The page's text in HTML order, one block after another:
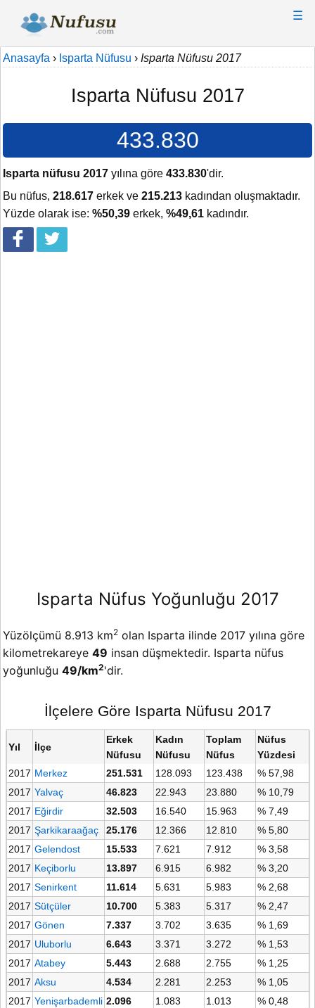
☰
Anasayfa › Isparta Nüfusu › Isparta Nüfusu 2017
Isparta Nüfusu 2017
433.830
Isparta nüfusu 2017 yılına göre 433.830'dir.
Bu nüfus, 218.617 erkek ve 215.213 kadından oluşmaktadır.
Yüzde olarak ise: %50,39 erkek, %49,61 kadındır.
Isparta Nüfus Yoğunluğu 2017
Yüzölçümü 8.913 km2 olan Isparta ilinde 2017 yılına göre
kilometrekareye 49 insan düşmektedir. Isparta nüfus
yoğunluğu 49/km2'dir.
İlçelere Göre Isparta Nüfusu 2017
Yıl İlçe
Erkek
Nüfusu
Kadın
Nüfusu
Toplam
Nüfus
Nüfus
Yüzdesi
2017 Merkez 251.531 128.093 123.438
% 57,98
2017 Yalvaç 46.823 22.943 23.880
% 10,79
2017 Eğirdir 32.503 16.540 15.963
% 7,49
2017 Şarkikaraağaç 25.176 12.366 12.810
% 5,80
2017 Gelendost 15.533 7.621 7.912
% 3,58
2017 Keçiborlu 13.897 6.915 6.982
% 3,20
2017 Senirkent 11.614 5.631 5.983
% 2,68
2017 Sütçüler 10.700 5.383 5.317
% 2,47
2017 Gönen 7.337 3.702 3.635
% 1,69
2017 Uluborlu 6.643 3.371 3.272
% 1,53
2017 Atabey 5.443 2.688 2.755
% 1,25
2017 Aksu 4.534 2.281 2.253
% 1,05
2017 Yenişarbademli 2.096 1.083 1.013 % 0,48